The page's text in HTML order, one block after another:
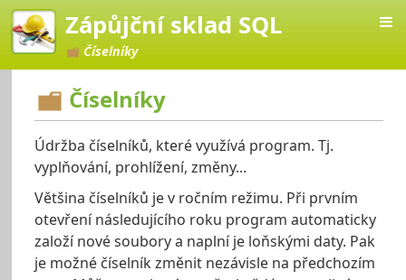
Zápůjční sklad SQL
Číselníky
Číselníky
Údržba číselníků, které využívá program. Tj.
vyplňování, prohlížení, změny...
Většina číselníků je v ročním režimu. Při prvním
otevření následujícího roku program automaticky
založí nové soubory a naplní je loňskými daty. Pak
je možné číselník změnit nezávisle na předchozím